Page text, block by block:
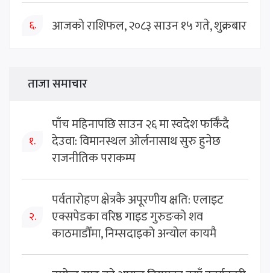
६. आजको राशिफल, २०८३ साउन १५ गते, शुक्रबार
ताजा समाचार
१.
पाँच महिनापछि साउन २६ मा स्वदेश फर्किँदै
देउवा: विमानस्थल ओर्लनासाथ सुरु हुनेछ
राजनीतिक पराकम्प
२.
पर्वतारोहण क्षेत्रकै अपूरणीय क्षति: एलाइट
एक्सपेडका वरिष्ठ गाइड गुरुङको शव
काठमाडौँमा, निम्सदाइको अन्योल कायमै